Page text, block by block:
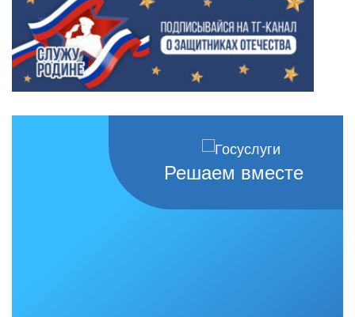
Решаем вместе